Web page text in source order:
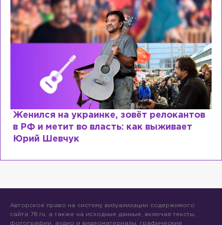
Женился на украинке, зовёт релокантов
в РФ и метит во власть: как выживает
Юрий Шевчук
Авторское право на систему визуализации содержимого
сайта 78.ru, а также на исходные данные, включая тексты,
фотографии, аудио и видеоматериалы, графические